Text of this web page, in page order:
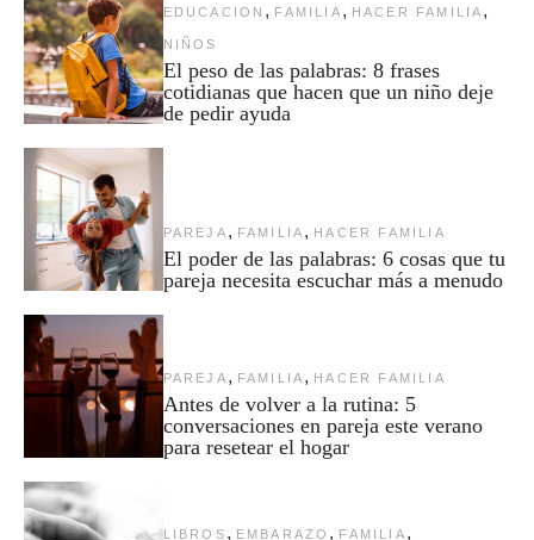
EDUCACION , FAMILIA , HACER FAMILIA ,
NIÑOS
El peso de las palabras: 8 frases
cotidianas que hacen que un niño deje
de pedir ayuda
PAREJA , FAMILIA , HACER FAMILIA
El poder de las palabras: 6 cosas que tu
pareja necesita escuchar más a menudo
PAREJA , FAMILIA , HACER FAMILIA
Antes de volver a la rutina: 5
conversaciones en pareja este verano
para resetear el hogar
LIBROS , EMBARAZO , FAMILIA ,